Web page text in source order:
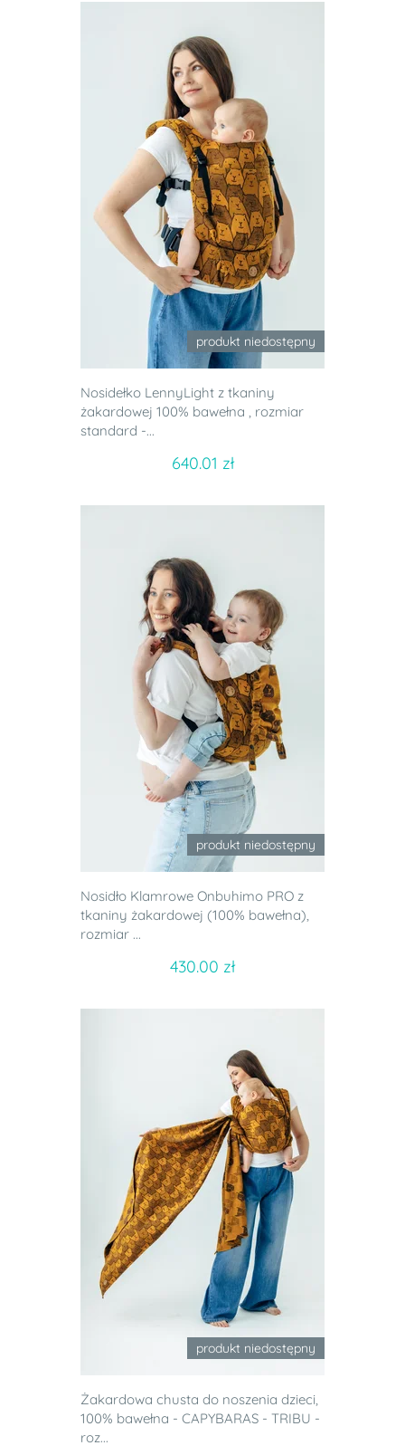
produkt niedostępny
Nosidełko LennyLight z tkaniny
żakardowej 100% bawełna , rozmiar
standard -...
640.01 zł
produkt niedostępny
Nosidło Klamrowe Onbuhimo PRO z
tkaniny żakardowej (100% bawełna),
rozmiar ...
430.00 zł
produkt niedostępny
Żakardowa chusta do noszenia dzieci,
100% bawełna - CAPYBARAS - TRIBU -
roz...